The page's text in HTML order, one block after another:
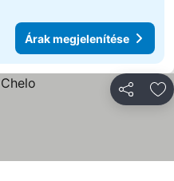
Árak megjelenítése